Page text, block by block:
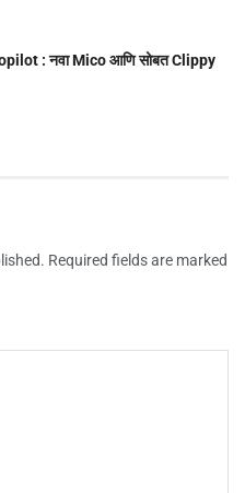
: नवा Mico आणि सोबत Clippy
Required fields are marked